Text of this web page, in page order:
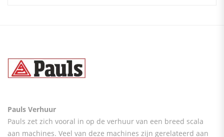
Pauls Verhuur
Pauls zet zich vooral in op de verhuur van een breed scala
aan machines. Veel van deze machines zijn gerelateerd aan